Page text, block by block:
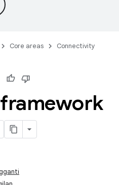
Core areas
Connectivity